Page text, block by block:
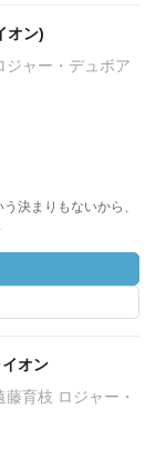
オン)
ジャー・デュボア
決まりもないから、
オン
育枝 ロジャー・